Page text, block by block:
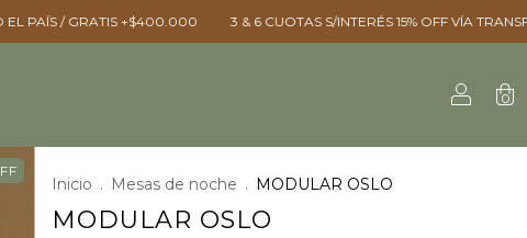
ㅤㅤ 3 & 6 CUOTAS S/INTERÉS ㅤㅤ15% OFF VÍA TRANSFERENCIA ㅤㅤ25%
0
Inicio . Mesas de noche . MODULAR OSLO
MODULAR OSLO